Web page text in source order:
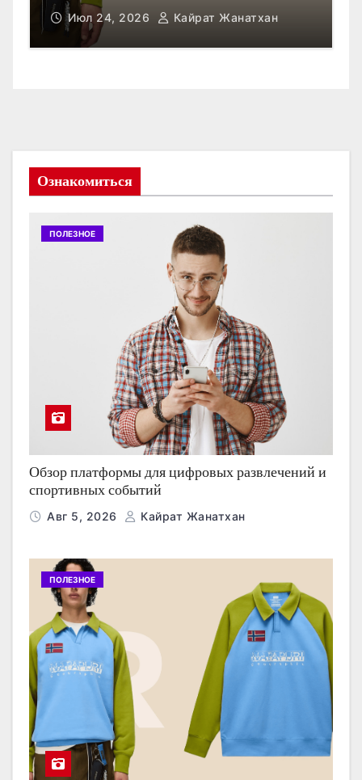
Июл 23, 2026 Кайрат Жанатхан
Ознакомиться
ПОЛЕЗНОЕ
Обзор платформы для цифровых развлечений и
спортивных событий
Авг 5, 2026 Кайрат Жанатхан
ПОЛЕЗНОЕ